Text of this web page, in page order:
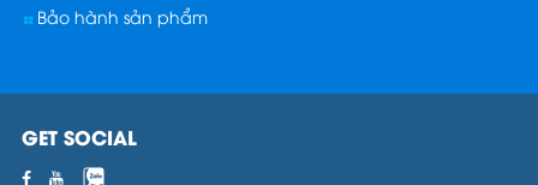
Bảo hành sản phẩm
GET SOCIAL